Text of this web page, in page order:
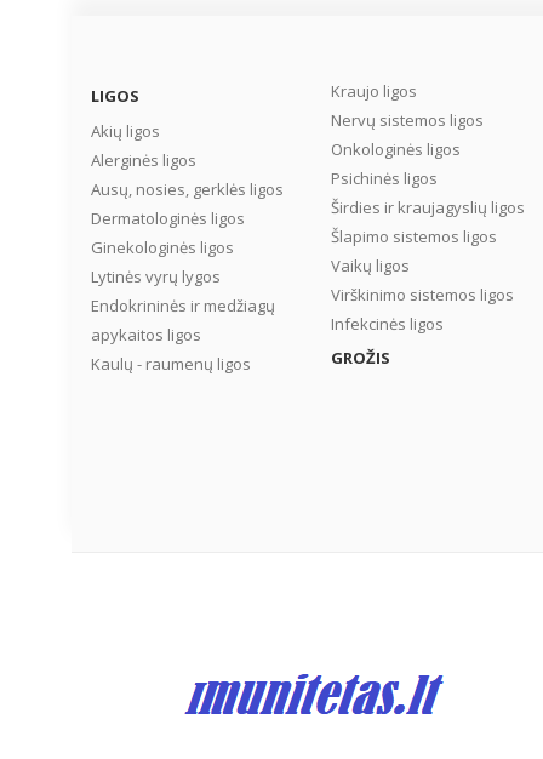
LIGOS
Akių ligos
Alerginės ligos
Ausų, nosies, gerklės ligos
Dermatologinės ligos
Ginekologinės ligos
Lytinės vyrų lygos
Endokrininės ir medžiagų
apykaitos ligos
Kaulų - raumenų ligos
Kraujo ligos
Nervų sistemos ligos
Onkologinės ligos
Psichinės ligos
Širdies ir kraujagyslių ligos
Šlapimo sistemos ligos
Vaikų ligos
Virškinimo sistemos ligos
Infekcinės ligos
GROŽIS